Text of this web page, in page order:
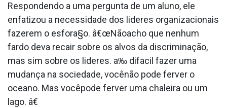
Respondendo a uma pergunta de um aluno, ele
enfatizou a necessidade dos lideres organizacionais
fazerem o esfora§o. â€œNãoacho que nenhum
fardo deva recair sobre os alvos da discriminação,
mas sim sobre os lideres. a‰ difa­cil fazer uma
mudança na sociedade, vocênão pode ferver o
oceano. Mas vocêpode ferver uma chaleira ou um
lago. â€